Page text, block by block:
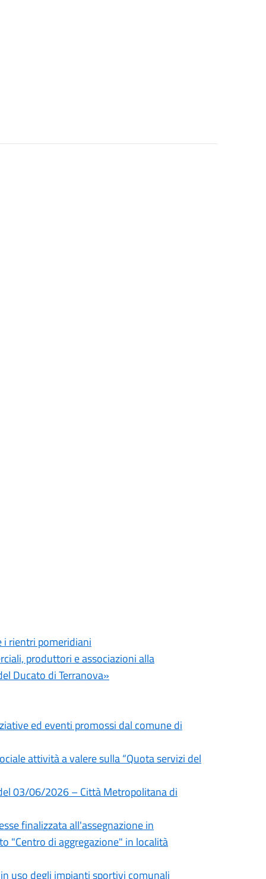
rientri pomeridiani
produttori e associazioni alla
Ducato di Terranova»
ed eventi promossi dal comune di
attività a valere sulla “Quota servizi del
03/06/2026 – Città Metropolitana di
finalizzata all'assegnazione in
"Centro di aggregazione" in località
uso degli impianti sportivi comunali